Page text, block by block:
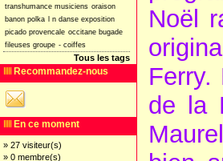
transhumance musiciens oraison
banon polka n danse exposition
picado provencale occitane bugade
fileuses groupe - coiffes
Tous les tags
Recommandez-nous
En ce moment
» 27 visiteur(s)
» 0 membre(s)
Noël
de la